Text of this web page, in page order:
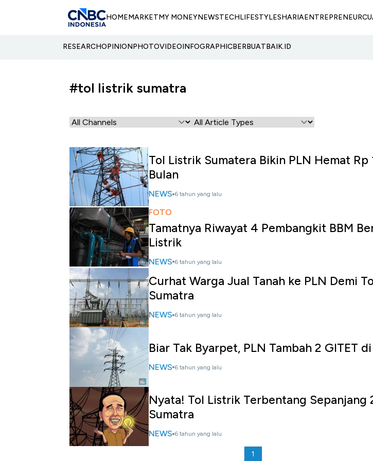
HOMEMARKETMY MONEYNEWSTECHLIFESTYLESHARIAENTREPRENEUR
RESEARCHOPINIONPHOTOVIDEOINFOGRAPHICBERBUATBAIK.ID
#tol listrik sumatra
Tol Listrik Sumatera Bikin PLN Hemat Rp
Bulan
NEWS 6 tahun yang lalu
FOTO
Tamatnya Riwayat 4 Pembangkit BBM
Listrik
NEWS 6 tahun yang lalu
Curhat Warga Jual Tanah ke PLN Demi
Sumatra
NEWS 6 tahun yang lalu
Biar Tak Byarpet, PLN Tambah 2 GITET
NEWS 6 tahun yang lalu
Nyata! Tol Listrik Terbentang Sepanjang
Sumatra
NEWS 6 tahun yang lalu
1